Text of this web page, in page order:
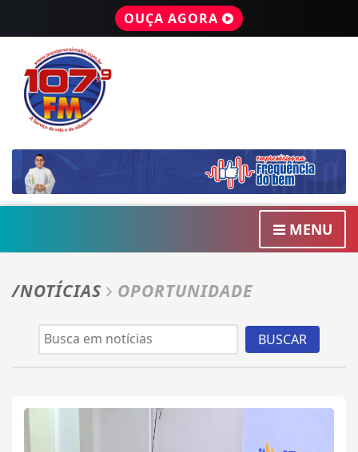
OUÇA AGORA
MENU
/NOTÍCIAS OPORTUNIDADE
BUSCAR